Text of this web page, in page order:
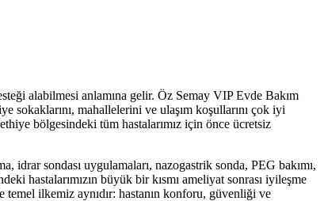
alabilmesi anlamına gelir. Öz Semay VIP Evde Bakım
sokaklarını, mahallelerini ve ulaşım koşullarını çok iyi
bölgesindeki tüm hastalarımız için önce ücretsiz
idrar sondası uygulamaları, nazogastrik sonda, PEG bakımı,
hastalarımızın büyük bir kısmı ameliyat sonrası iyileşme
temel ilkemiz aynıdır: hastanın konforu, güvenliği ve